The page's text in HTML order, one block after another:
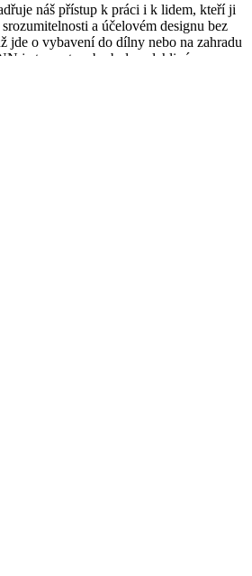
náš přístup k práci i k lidem, kteří ji
a účelovém designu bez
jde o vybavení do dílny nebo na zahradu
je tu proto, aby byl spolehlivým